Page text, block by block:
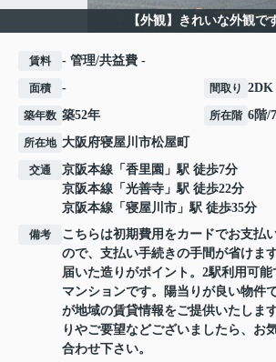
【外観】きれいな外観で
賃料 - 管理/共益費 -
面積 - 間取り 2DK
築年数 築52年 所在階 6階/
所在地 大阪府寝屋川市松屋町
交通 京阪本線 「 香里園 」駅 徒歩7分
京阪本線 「 光善寺 」駅 徒歩22分
京阪本線 「 寝屋川市 」駅 徒歩35分
備考
こちらは初期費用をカードでお支払
ので、支払い手続きの手間が省けま
届いた造りがポイント。2駅利用可
マンションです。陽当りが良い物件
が地域の賃貸情報をご提供いたしま
りやご要望などございましたら、お
合わせ下さい。